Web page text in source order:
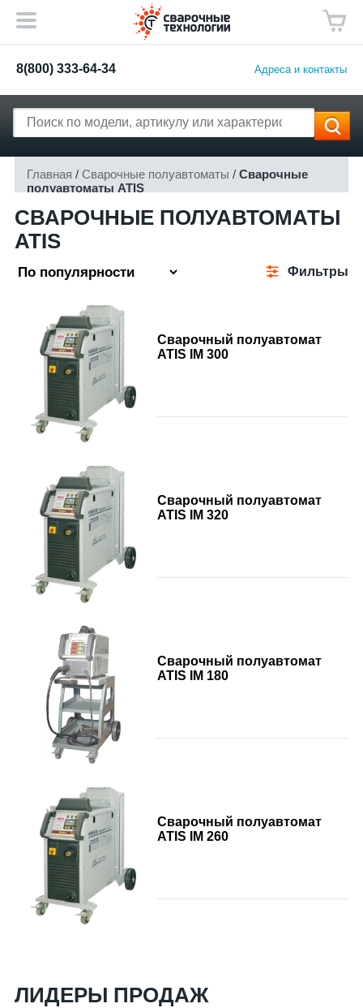
8(800) 333-64-34 Адреса и контакты
Главная / Сварочные полуавтоматы / Сварочные
полуавтоматы ATIS
СВАРОЧНЫЕ ПОЛУАВТОМАТЫ
ATIS
Фильтры
Сварочный полуавтомат
ATIS IM 300
Сварочный полуавтомат
ATIS IM 320
Сварочный полуавтомат
ATIS IM 180
Сварочный полуавтомат
ATIS IM 260
ЛИДЕРЫ ПРОДАЖ